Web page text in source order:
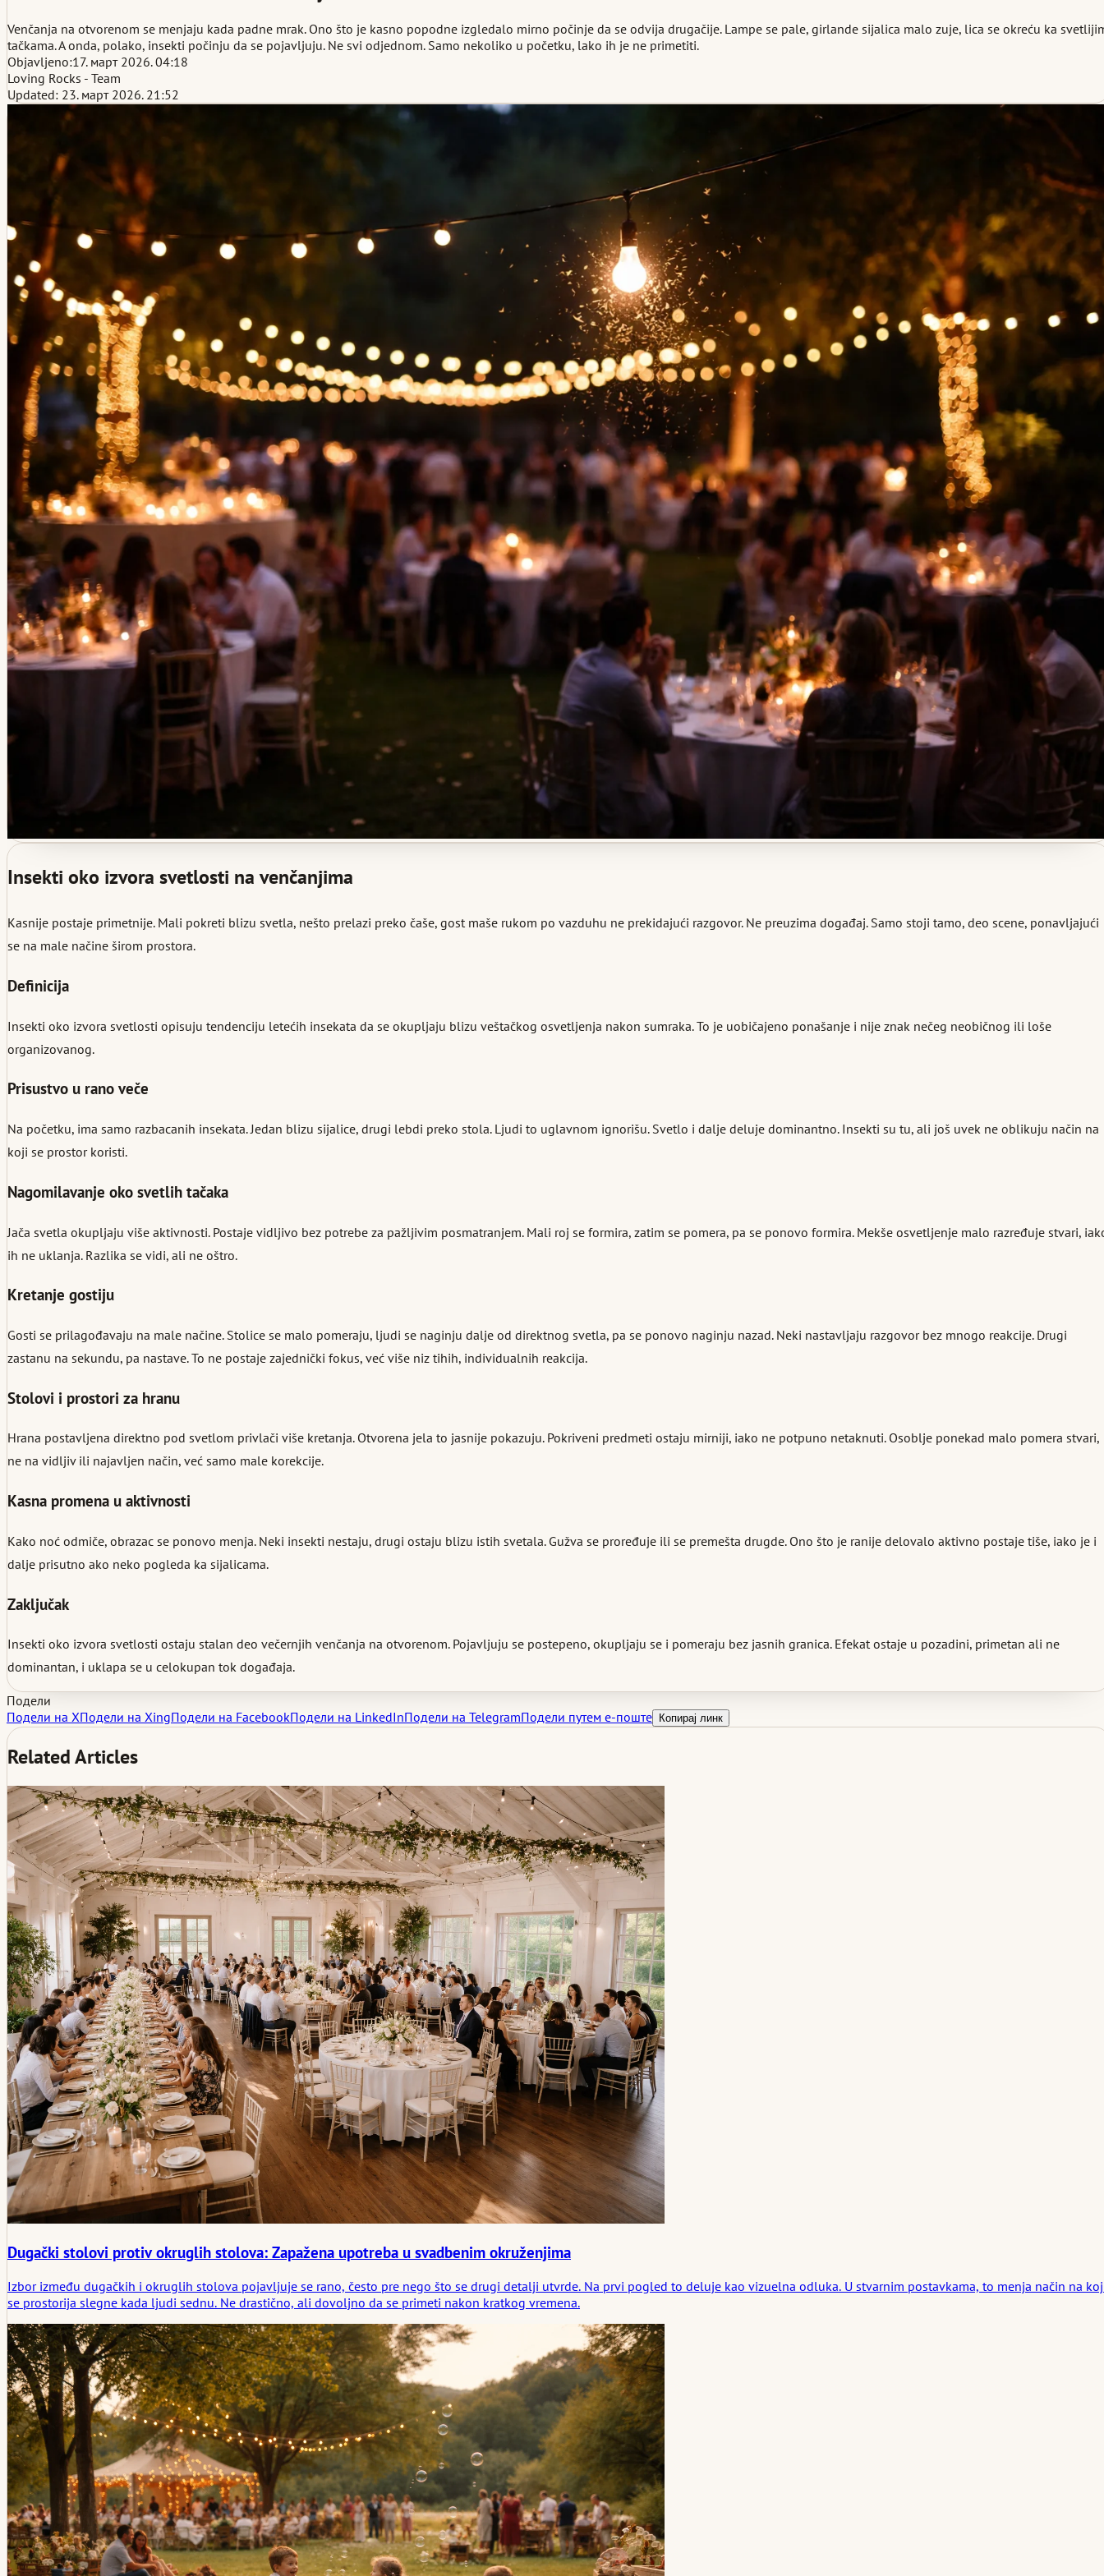
Venčanja na otvorenom se menjaju kada padne mrak. Ono što je kasno popodne izgledalo mirno počinje da se odvija drugačije. Lampe se pale, girlande sijalica malo zuje, lica se okreću ka
tačkama. A onda, polako, insekti počinju da se pojavljuju. Ne svi odjednom. Samo nekoliko u početku, lako ih je ne primetiti.
Objavljeno:17. март 2026. 04:18
Loving Rocks - Team
Updated: 23. март 2026. 21:52
Insekti oko izvora svetlosti na venčanjima
Kasnije postaje primetnije. Mali pokreti blizu svetla, nešto prelazi preko čaše, gost maše rukom po vazduhu ne prekidajući razgovor. Ne preuzima događaj. Samo stoji tamo, deo scene, ponavljajući
se na male načine širom prostora.
Definicija
Insekti oko izvora svetlosti opisuju tendenciju letećih insekata da se okupljaju blizu veštačkog osvetljenja nakon sumraka. To je uobičajeno ponašanje i nije znak nečeg neobičnog ili loše
organizovanog.
Prisustvo u rano veče
Na početku, ima samo razbacanih insekata. Jedan blizu sijalice, drugi lebdi preko stola. Ljudi to uglavnom ignorišu. Svetlo i dalje deluje dominantno. Insekti su tu, ali još uvek ne oblikuju način na
koji se prostor koristi.
Nagomilavanje oko svetlih tačaka
Jača svetla okupljaju više aktivnosti. Postaje vidljivo bez potrebe za pažljivim posmatranjem. Mali roj se formira, zatim se pomera, pa se ponovo formira. Mekše osvetljenje malo razređuje stvari,
ih ne uklanja. Razlika se vidi, ali ne oštro.
Kretanje gostiju
Gosti se prilagođavaju na male načine. Stolice se malo pomeraju, ljudi se naginju dalje od direktnog svetla, pa se ponovo naginju nazad. Neki nastavljaju razgovor bez mnogo reakcije. Drugi
zastanu na sekundu, pa nastave. To ne postaje zajednički fokus, već više niz tihih, individualnih reakcija.
Stolovi i prostori za hranu
Hrana postavljena direktno pod svetlom privlači više kretanja. Otvorena jela to jasnije pokazuju. Pokriveni predmeti ostaju mirniji, iako ne potpuno netaknuti. Osoblje ponekad malo pomera stvari,
ne na vidljiv ili najavljen način, već samo male korekcije.
Kasna promena u aktivnosti
Kako noć odmiče, obrazac se ponovo menja. Neki insekti nestaju, drugi ostaju blizu istih svetala. Gužva se proređuje ili se premešta drugde. Ono što je ranije delovalo aktivno postaje tiše, iako je i
dalje prisutno ako neko pogleda ka sijalicama.
Zaključak
Insekti oko izvora svetlosti ostaju stalan deo večernjih venčanja na otvorenom. Pojavljuju se postepeno, okupljaju se i pomeraju bez jasnih granica. Efekat ostaje u pozadini, primetan ali ne
dominantan, i uklapa se u celokupan tok događaja.
Подели
Подели на XПодели на XingПодели на FacebookПодели на LinkedInПодели на TelegramПодели путем е-поште Копирај линк
Related Articles
Dugački stolovi protiv okruglih stolova: Zapažena upotreba u svadbenim okruženjima
Izbor između dugačkih i okruglih stolova pojavljuje se rano, često pre nego što se drugi detalji utvrde. Na prvi pogled to deluje kao vizuelna odluka. U stvarnim postavkama, to menja način na
se prostorija slegne kada ljudi sednu. Ne drastično, ali dovoljno da se primeti nakon kratkog vremena.